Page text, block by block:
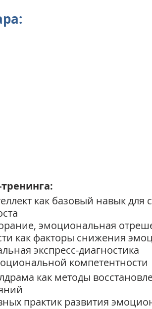
как базовый навык для
эмоциональная
как факторы снижения
экспресс-диагностика
компетентности
как методы
практик развития